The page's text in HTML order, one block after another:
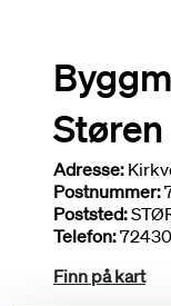
Støren
Adresse:
Postnummer:
Poststed:
Telefon:
Finn på kart